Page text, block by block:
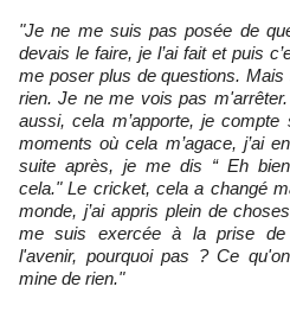
"Je ne me suis pas posée de
devais le faire, je l’ai fait et puis
me poser plus de questions.
rien. Je ne me vois pas
aussi, cela m’apporte, je
moments où cela m’agace, j’ai
suite après, je me dis “ Eh
cela." Le cricket, cela a changé
monde, j’ai appris plein de
me suis exercée à la prise de
l'avenir, pourquoi pas ? Ce
mine de rien."